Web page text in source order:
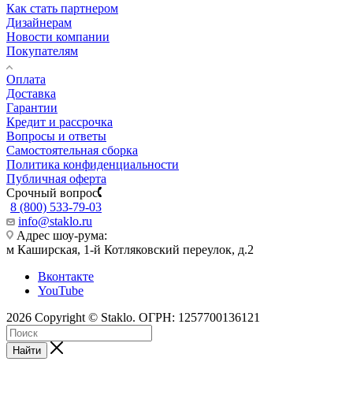
Как стать партнером
Дизайнерам
Новости компании
Покупателям
Оплата
Доставка
Гарантии
Кредит и рассрочка
Вопросы и ответы
Самостоятельная сборка
Политика конфиденциальности
Публичная оферта
Срочный вопрос
8 (800) 533-79-03
info@staklo.ru
Адрес шоу-рума:
м Каширская, 1-й Котляковский переулок, д.2
Вконтакте
YouTube
2026 Copyright © Staklo. ОГРН: 1257700136121
Найти